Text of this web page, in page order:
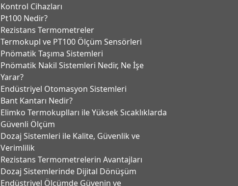
Kontrol Cihazları
Pt100 Nedir?
Rezistans Termometreler
Termokupl ve PT100 Ölçüm Sensörleri
Pnömatik Taşıma Sistemleri
Pnömatik Nakil Sistemleri Nedir, Ne İşe
Yarar?
Endüstriyel Otomasyon Sistemleri
Bant Kantarı Nedir?
Elimko Termokuplları ile Yüksek Sıcaklıklarda
Güvenli Ölçüm
Dozaj Sistemleri ile Kalite, Güvenlik ve
Verimlilik
Rezistans Termometrelerin Avantajları
Dozaj Sistemlerinde Dijital Dönüşüm
Endüstriyel Ölçümde Güvenin ve